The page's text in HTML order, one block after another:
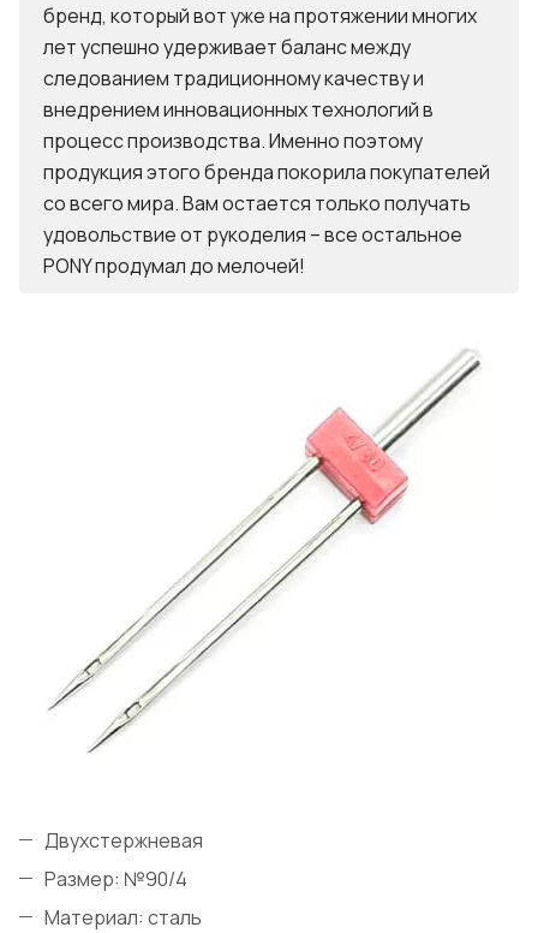
бренд, который вот уже на протяжении многих
лет успешно удерживает баланс между
следованием традиционному качеству и
внедрением инновационных технологий в
процесс производства. Именно поэтому
продукция этого бренда покорила покупателей
со всего мира. Вам остается только получать
удовольствие от рукоделия – все остальное
PONY продумал до мелочей!
Двухстержневая
Размер: №90/4
Материал: сталь